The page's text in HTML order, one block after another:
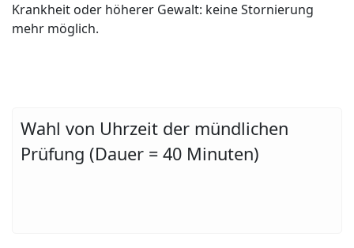
Krankheit oder höherer Gewalt: keine Stornierung
mehr möglich.
Wahl von Uhrzeit der mündlichen
Prüfung (Dauer = 40 Minuten)